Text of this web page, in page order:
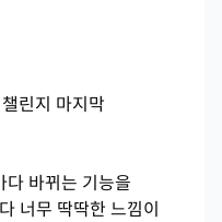
린지 마지막
바뀌는 기능을
너무 딱딱한 느낌이